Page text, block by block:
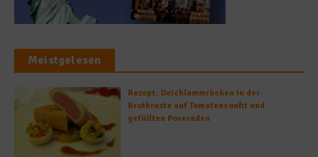
Meistgelesen
Rezept: Deichlammrücken in der
Brotkruste auf Tomatenconfit und
gefüllten Poveraden